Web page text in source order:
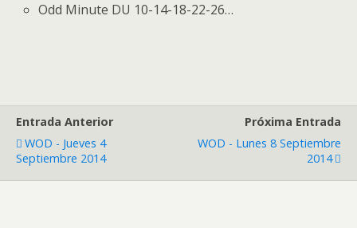
Odd Minute DU 10-14-18-22-26…
Entrada Anterior
WOD - Jueves 4
Septiembre 2014
Próxima Entrada
WOD - Lunes 8 Septiembre
2014